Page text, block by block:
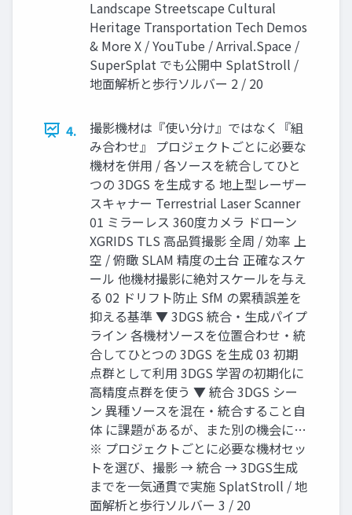
Landscape Streetscape Cultural
Heritage Transportation Tech Demos
& More X / YouTube / Arrival.Space /
SuperSplat でも公開中 SplatStroll /
地面解析と歩行ソルバー 2 / 20
4.
撮影機材は『使い分け』ではなく『組
み合わせ』 プロジェクトごとに必要な
機材を併用 / 各ソースを統合してひと
つの 3DGS を生成する 地上型レーザー
スキャナー Terrestrial Laser Scanner
01 ミラーレス 360度カメラ ドローン
XGRIDS TLS 高品質撮影 全周 / 効率 上
空 / 俯瞰 SLAM 精度の土台 正確なスケ
ール 他機材撮影に絶対スケールを与え
る 02 ドリフト防止 SfM の累積誤差を
抑える基準 ▼ 3DGS 統合・生成パイプ
ライン 各機材ソースを位置合わせ・統
合してひとつの 3DGS を生成 03 初期
点群として利用 3DGS 学習の初期化に
高精度点群を使う ▼ 統合 3DGS シー
ン 異種ソースを混在・統合すること自
体 に課題があるが、また別の機会に…
※ プロジェクトごとに必要な機材セッ
トを選び、撮影 → 統合 → 3DGS生成
までを一気通貫で実施 SplatStroll / 地
面解析と歩行ソルバー 3 / 20